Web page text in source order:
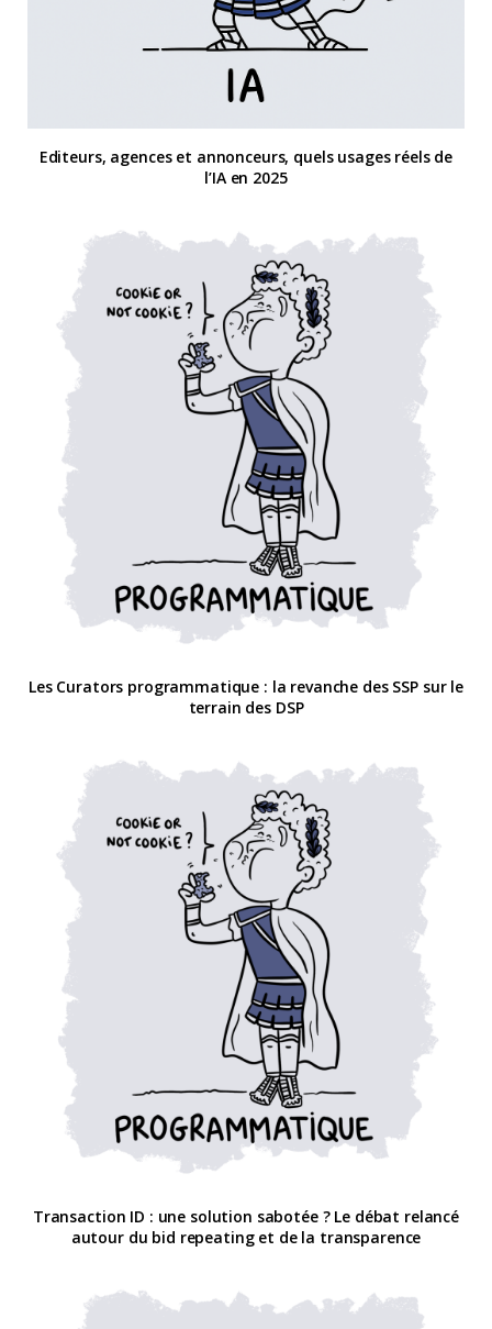
Editeurs, agences et annonceurs, quels usages réels de
l’IA en 2025
Les Curators programmatique : la revanche des SSP sur le
terrain des DSP
Transaction ID : une solution sabotée ? Le débat relancé
autour du bid repeating et de la transparence